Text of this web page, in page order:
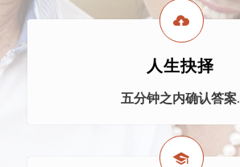
人生抉择
五分钟之内确认答案.